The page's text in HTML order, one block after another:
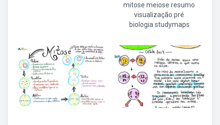
mitose meiose resumo
visualização pré
biologia studymaps